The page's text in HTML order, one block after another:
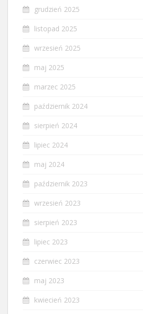
grudzień 2025
listopad 2025
wrzesień 2025
maj 2025
marzec 2025
październik 2024
sierpień 2024
lipiec 2024
maj 2024
październik 2023
wrzesień 2023
sierpień 2023
lipiec 2023
czerwiec 2023
maj 2023
kwiecień 2023